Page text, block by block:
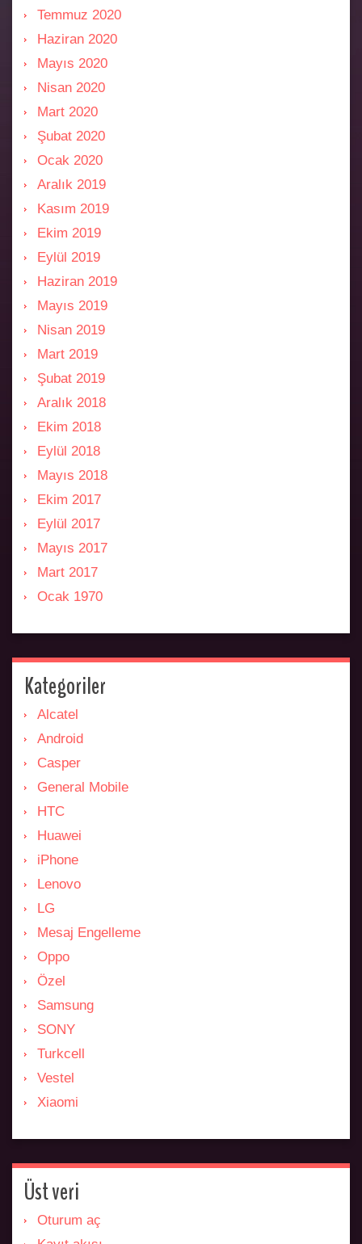
Temmuz 2020
Haziran 2020
Mayıs 2020
Nisan 2020
Mart 2020
Şubat 2020
Ocak 2020
Aralık 2019
Kasım 2019
Ekim 2019
Eylül 2019
Haziran 2019
Mayıs 2019
Nisan 2019
Mart 2019
Şubat 2019
Aralık 2018
Ekim 2018
Eylül 2018
Mayıs 2018
Ekim 2017
Eylül 2017
Mayıs 2017
Mart 2017
Ocak 1970
Kategoriler
Alcatel
Android
Casper
General Mobile
HTC
Huawei
iPhone
Lenovo
LG
Mesaj Engelleme
Oppo
Özel
Samsung
SONY
Turkcell
Vestel
Xiaomi
Üst veri
Oturum aç